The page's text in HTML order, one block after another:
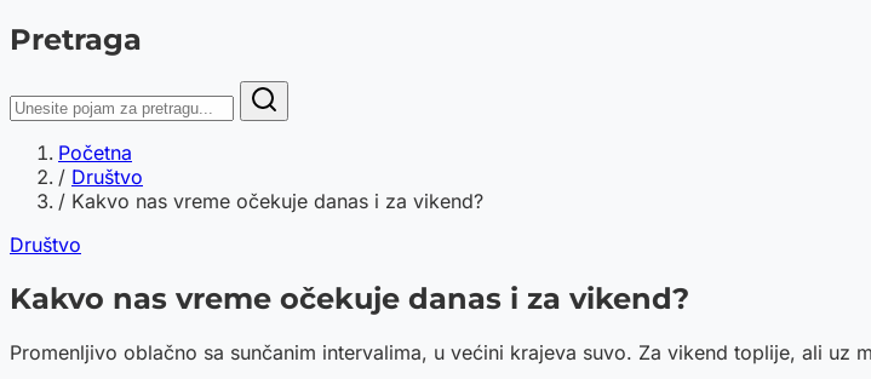
Pretraga
Početna
/ Društvo
/ Kakvo nas vreme očekuje danas i za vikend?
Društvo
Kakvo nas vreme očekuje danas i za vikend?
Promenljivo oblačno sa sunčanim intervalima, u većini krajeva suvo. Za vikend toplije, ali uz